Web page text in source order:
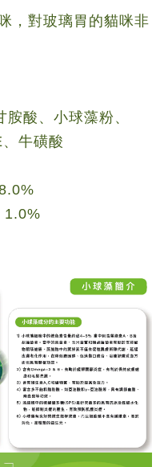
，對玻璃胃的貓咪非
酸、小球藻粉、
牛磺酸
1.0%